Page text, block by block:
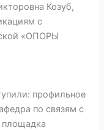
Козуб,
с
«ОПОРЫ
профильное
по связям с
площадка